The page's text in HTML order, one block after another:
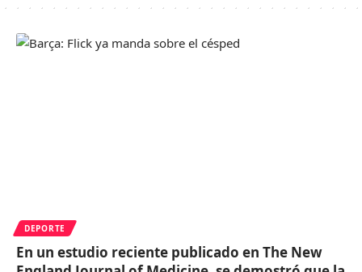
DEPORTE
En un estudio reciente publicado en The New